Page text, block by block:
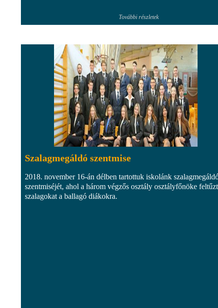
További részletek
Szalagmegáldó szentmise
2018. november 16-án délben tartottuk iskolánk
szentmiséjét, ahol a három végzős osztály osztályfőnöke
szalagokat a ballagó diákokra.